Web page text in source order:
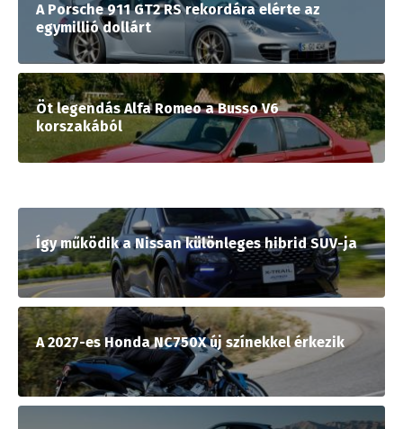
A Porsche 911 GT2 RS rekordára elérte az
egymillió dollárt
Öt legendás Alfa Romeo a Busso V6
korszakából
Így működik a Nissan különleges hibrid SUV-ja
A 2027-es Honda NC750X új színekkel érkezik